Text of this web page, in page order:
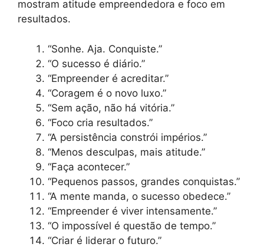
mostram atitude empreendedora e foco em
resultados.
“Sonhe. Aja. Conquiste.”
“O sucesso é diário.”
“Empreender é acreditar.”
“Coragem é o novo luxo.”
“Sem ação, não há vitória.”
“Foco cria resultados.”
“A persistência constrói impérios.”
“Menos desculpas, mais atitude.”
“Faça acontecer.”
“Pequenos passos, grandes conquistas.”
“A mente manda, o sucesso obedece.”
“Empreender é viver intensamente.”
“O impossível é questão de tempo.”
“Criar é liderar o futuro.”